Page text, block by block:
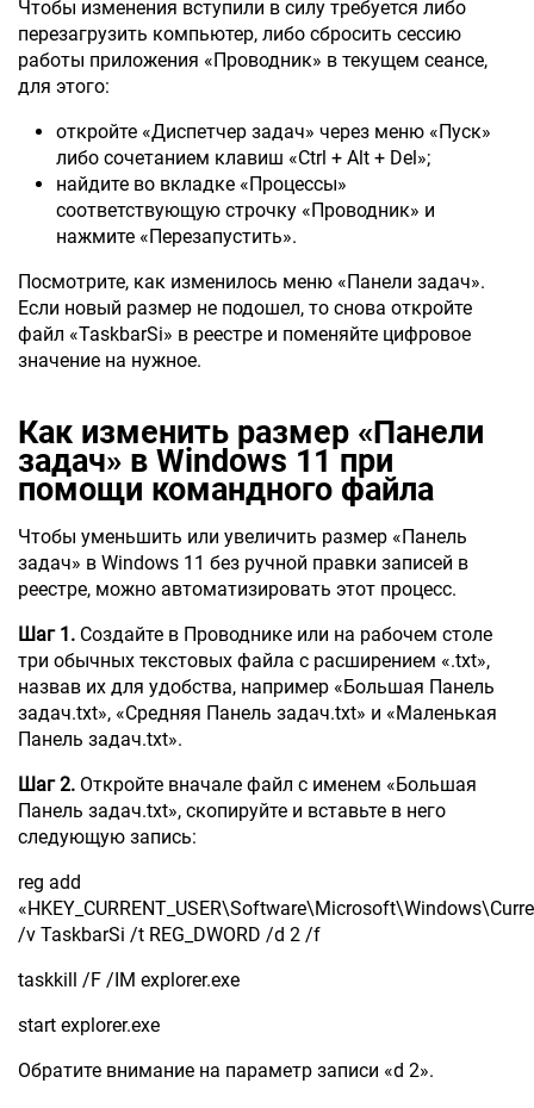
Чтобы изменения вступили в силу требуется либо
перезагрузить компьютер, либо сбросить сессию
работы приложения «Проводник» в текущем сеансе,
для этого:
откройте «Диспетчер задач» через меню «Пуск»
либо сочетанием клавиш «Ctrl + Alt + Del»;
найдите во вкладке «Процессы»
соответствующую строчку «Проводник» и
нажмите «Перезапустить».
Посмотрите, как изменилось меню «Панели задач».
Если новый размер не подошел, то снова откройте
файл «TaskbarSi» в реестре и поменяйте цифровое
значение на нужное.
Как изменить размер «Панели
задач» в Windows 11 при
помощи командного файла
Чтобы уменьшить или увеличить размер «Панель
задач» в Windows 11 без ручной правки записей в
реестре, можно автоматизировать этот процесс.
Шаг 1. Создайте в Проводнике или на рабочем столе
три обычных текстовых файла с расширением «.txt»,
назвав их для удобства, например «Большая Панель
задач.txt», «Средняя Панель задач.txt» и «Маленькая
Панель задач.txt».
Шаг 2. Откройте вначале файл с именем «Большая
Панель задач.txt», скопируйте и вставьте в него
следующую запись:
reg add
/v TaskbarSi /t REG_DWORD /d 2 /f
taskkill /F /IM explorer.exe
start explorer.exe
Обратите внимание на параметр записи «d 2».